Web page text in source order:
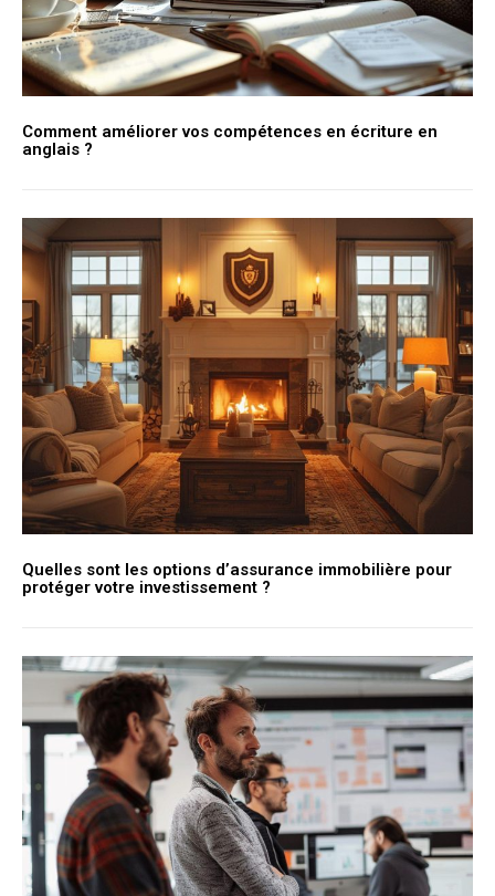
Comment améliorer vos compétences en écriture en
anglais ?
Quelles sont les options d’assurance immobilière pour
protéger votre investissement ?